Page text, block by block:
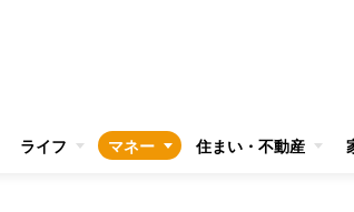
ライフ マネー 住まい・不動産